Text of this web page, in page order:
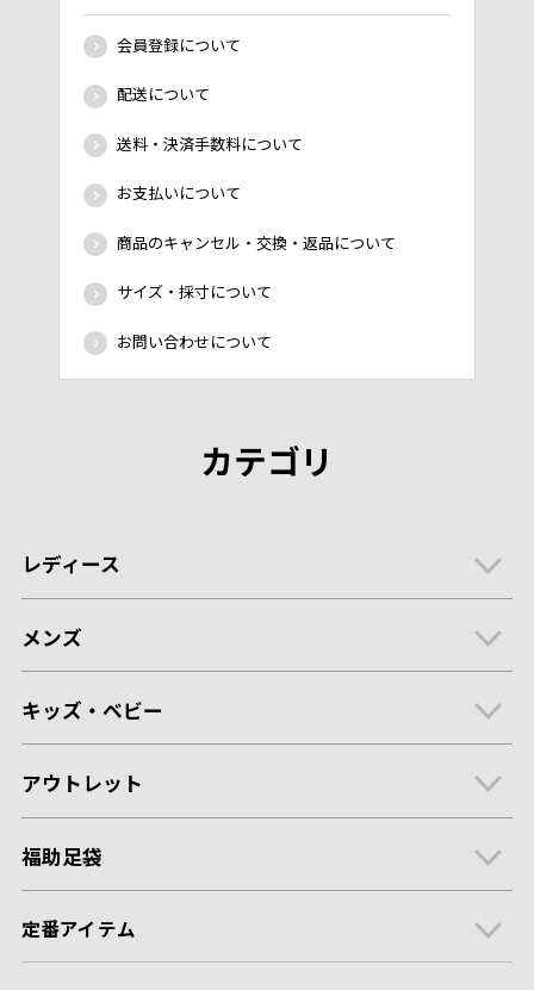
会員登録について
配送について
送料・決済手数料について
お支払いについて
商品のキャンセル・交換・返品について
サイズ・採寸について
お問い合わせについて
カテゴリ
レディース
メンズ
キッズ・ベビー
アウトレット
福助足袋
定番アイテム